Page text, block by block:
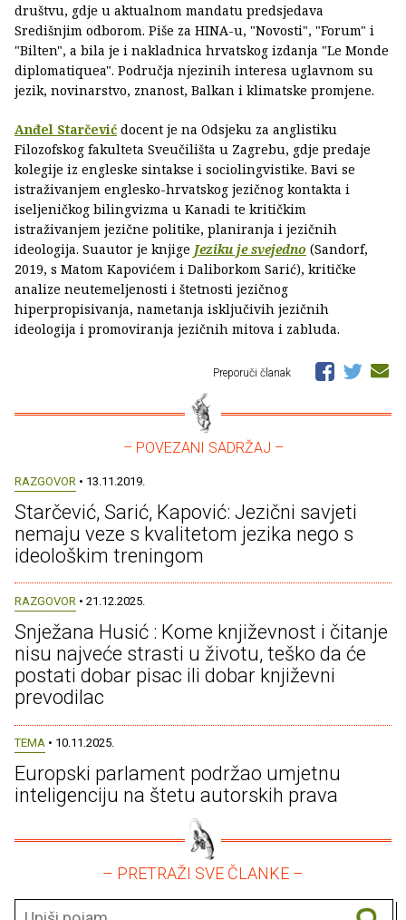
društvu, gdje u aktualnom mandatu predsjedava
Središnjim odborom. Piše za HINA-u, "Novosti", "Forum" i
"Bilten", a bila je i nakladnica hrvatskog izdanja "Le Monde
diplomatiquea". Područja njezinih interesa uglavnom su
jezik, novinarstvo, znanost, Balkan i klimatske promjene.
Anđel Starčević docent je na Odsjeku za anglistiku
Filozofskog fakulteta Sveučilišta u Zagrebu, gdje predaje
kolegije iz engleske sintakse i sociolingvistike. Bavi se
istraživanjem englesko-hrvatskog jezičnog kontakta i
iseljeničkog bilingvizma u Kanadi te kritičkim
istraživanjem jezične politike, planiranja i jezičnih
ideologija. Suautor je knjige Jeziku je svejedno (Sandorf,
2019, s Matom Kapovićem i Daliborkom Sarić), kritičke
analize neutemeljenosti i štetnosti jezičnog
hiperpropisivanja, nametanja isključivih jezičnih
ideologija i promoviranja jezičnih mitova i zabluda.
Preporuči članak
– POVEZANI SADRŽAJ –
RAZGOVOR • 13.11.2019.
Starčević, Sarić, Kapović: Jezični savjeti
nemaju veze s kvalitetom jezika nego s
ideološkim treningom
RAZGOVOR • 21.12.2025.
Snježana Husić : Kome književnost i čitanje
nisu najveće strasti u životu, teško da će
postati dobar pisac ili dobar književni
prevodilac
TEMA • 10.11.2025.
Europski parlament podržao umjetnu
inteligenciju na štetu autorskih prava
– PRETRAŽI SVE ČLANKE –